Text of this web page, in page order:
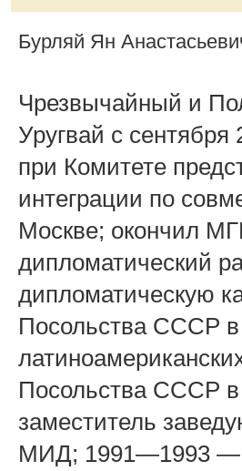
Бурляй Ян
Чрезвычайный и
Уругвай с
при Комитете
интеграции по
Москве; окончил
дипломатический
дипломатическую
Посольства СССР в
Посольства СССР
заместитель
МИД; 1991—1993 —